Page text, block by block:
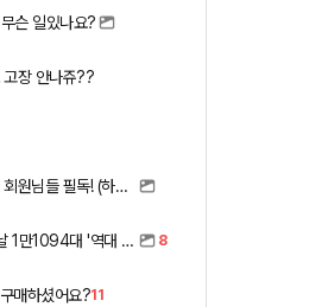
슨 일있나요?
고장 안나쥬??
아이 둘 이상 키우는 아버지 회원님들 필독! (하이패스 할인)
기사) 신형 아반떼, 계약 첫날 1만1094대 '역대 최고' 8
매하셨어요?11